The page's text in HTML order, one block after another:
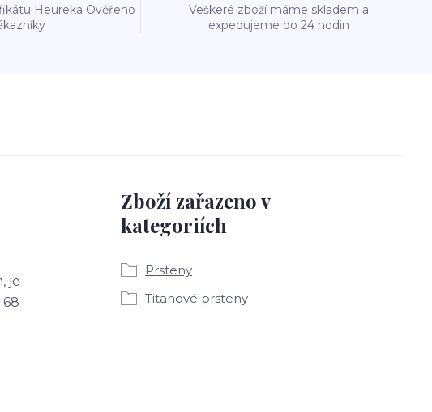
Heureka Ověřeno
Veškeré zboží máme skladem a
expedujeme do 24 hodin
je
Zboží zařazeno v
kategoriích
Prsteny
Titanové prsteny